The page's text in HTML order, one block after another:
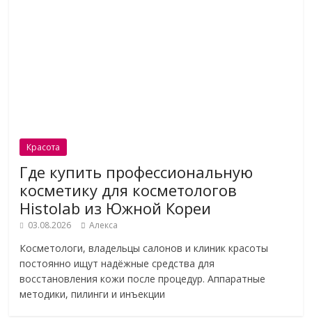
Красота
Где купить профессиональную
косметику для косметологов
Histolab из Южной Кореи
03.08.2026 Алекса
Косметологи, владельцы салонов и клиник красоты
постоянно ищут надёжные средства для
восстановления кожи после процедур. Аппаратные
методики, пилинги и инъекции